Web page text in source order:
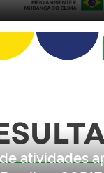
atividades